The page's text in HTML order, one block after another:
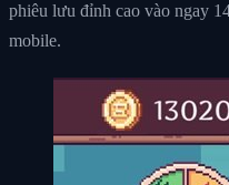
phiêu lưu đỉnh cao vào ngay
mobile.